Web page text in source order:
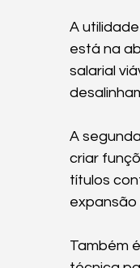
A
está na
salarial
A
criar
títulos
expansão
Também